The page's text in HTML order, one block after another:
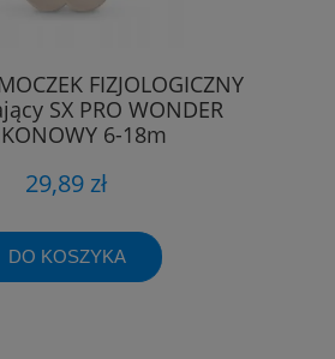
FIZJOLOGICZNY
SX PRO WONDER
6-18m
29,89 zł
DO KOSZYKA